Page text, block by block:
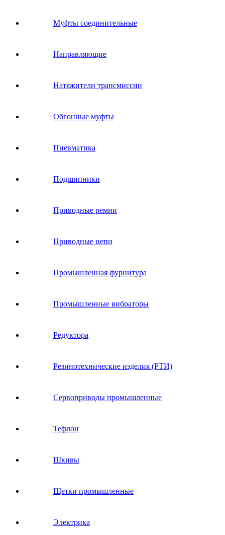
Муфты соединительные
Направляющие
Натяжители трансмиссии
Обгонные муфты
Пневматика
Подшипники
Приводные ремни
Приводные цепи
Промышленная фурнитура
Промышленные вибраторы
Редуктора
Резинотехнические изделия (РТИ)
Сервоприводы промышленные
Тефлон
Шкивы
Щетки промышленные
Электрика